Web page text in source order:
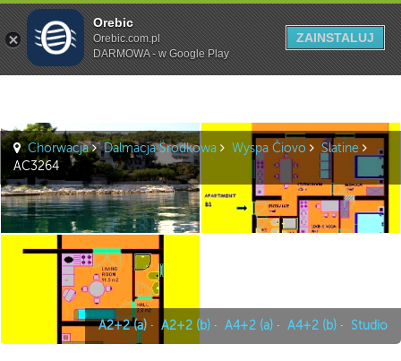
Szukaj
A2+2 (a) · A2+2 (b) · A4+2 (a) · A4+2 (b) · Studio
Chorwacja Dalmacja Środkowa Wyspa Čiovo
Slatine
AC3264
Orebic
Orebic.com.pl
DARMOWA - w Google Play
ZAINSTALUJ